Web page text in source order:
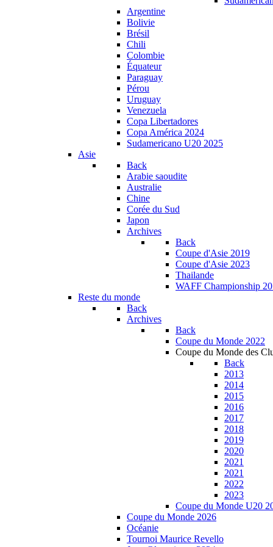
Argentine
Bolivie
Brésil
Chili
Colombie
Équateur
Paraguay
Pérou
Uruguay
Venezuela
Copa Libertadores
Copa América 2024
Sudamericano U20 2025
Asie
Back
Arabie saoudite
Australie
Chine
Corée du Sud
Japon
Archives
Back
Coupe d'Asie 2019
Coupe d'Asie 2023
Thailande
WAFF Championship
Reste du monde
Back
Archives
Back
Coupe du Monde 2022
Coupe du Monde des
Back
2013
2014
2015
2016
2017
2018
2019
2020
2021
2021
2022
2023
Coupe du Monde U20
Coupe du Monde 2026
Océanie
Tournoi Maurice Revello